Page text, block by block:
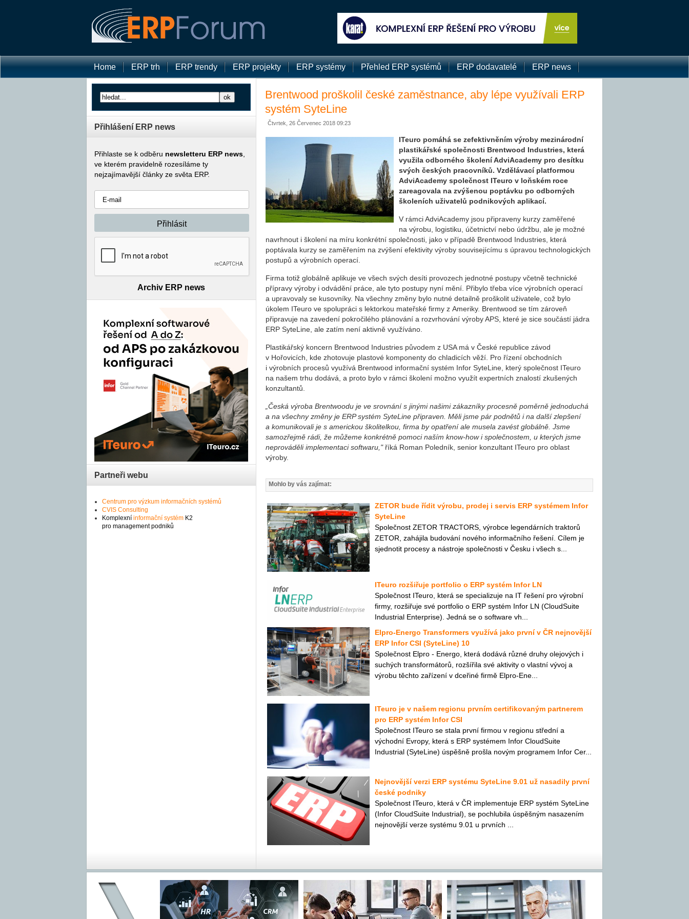
Home ERP trh ERP trendy ERP projekty ERP systémy Přehled ERP systémů ERP dodavatelé ERP news
Přihlášení ERP news
Přihlaste se k odběru newsletteru ERP news
ve kterém pravidelně rozesíláme ty
nejzajímavější články ze světa ERP.
Archiv ERP news
Partneři webu
Centrum pro výzkum informačních systémů
CVIS Consulting
Komplexní informační systém K2
pro management podniků
Brentwood proškolil české zaměstnance, aby lépe využívali ERP
systém SyteLine
Čtvrtek, 26 Červenec 2018 09:23
ITeuro pomáhá se zefektivněním výroby mezinárodní
plastikářské společnosti Brentwood Industries, která
využila odborného školení AdviAcademy pro desítku
svých českých pracovníků. Vzdělávací platformou
AdviAcademy společnost ITeuro v loňském roce
zareagovala na zvýšenou poptávku po odborných
školeních uživatelů podnikových aplikací.
V rámci AdviAcademy jsou připraveny kurzy zaměřené
na výrobu, logistiku, účetnictví nebo údržbu, ale je možné
navrhnout i školení na míru konkrétní společnosti, jako v případě Brentwood Industries, která
poptávala kurzy se zaměřením na zvýšení efektivity výroby souvisejícímu s úpravou technologických
postupů a výrobních operací.
Firma totiž globálně aplikuje ve všech svých desíti provozech jednotné postupy včetně technické
přípravy výroby i odvádění práce, ale tyto postupy nyní mění. Přibylo třeba více výrobních operací
a upravovaly se kusovníky. Na všechny změny bylo nutné detailně proškolit uživatele, což bylo
úkolem ITeuro ve spolupráci s lektorkou mateřské firmy z Ameriky. Brentwood se tím zároveň
připravuje na zavedení pokročilého plánování a rozvrhování výroby APS, které je sice součástí jádra
ERP SyteLine, ale zatím není aktivně využíváno.
Plastikářský koncern Brentwood Industries původem z USA má v České republice závod
v Hořovicích, kde zhotovuje plastové komponenty do chladicích věží. Pro řízení obchodních
i výrobních procesů využívá Brentwood informační systém Infor SyteLine, který společnost ITeuro
na našem trhu dodává, a proto bylo v rámci školení možno využít expertních znalostí zkušených
konzultantů.
„Česká výroba Brentwoodu je ve srovnání s jinými našimi zákazníky procesně poměrně jednoduchá
a na všechny změny je ERP systém SyteLine připraven. Měli jsme pár podnětů i na další zlepšení
a komunikovali je s americkou školitelkou, firma by opatření ale musela zavést globálně. Jsme
samozřejmě rádi, že můžeme konkrétně pomoci naším know-how i společnostem, u kterých jsme
neprováděli implementaci softwaru,"říká Roman Poledník, senior konzultant ITeuro pro oblast
výroby.
Mohlo by vás zajímat:
ZETOR bude řídit výrobu, prodej i servis ERP systémem Infor
SyteLine
Společnost ZETOR TRACTORS, výrobce legendárních traktorů
ZETOR, zahájila budování nového informačního řešení. Cílem je
sjednotit procesy a nástroje společnosti v Česku i všech s...
ITeuro rozšiřuje portfolio o ERP systém Infor LN
Společnost ITeuro, která se specializuje na IT řešení pro výrobní
firmy, rozšiřuje své portfolio o ERP systém Infor LN (CloudSuite
Industrial Enterprise). Jedná se o software vh...
Elpro-Energo Transformers využívá jako první v ČR nejnovější
ERP Infor CSI (SyteLine) 10
Společnost Elpro - Energo, která dodává různé druhy olejových i
suchých transformátorů, rozšířila své aktivity o vlastní vývoj a
výrobu těchto zařízení v dceřiné firmě Elpro-Ene...
ITeuro je v našem regionu prvním certifikovaným partnerem
pro ERP systém Infor CSI
Společnost ITeuro se stala první firmou v regionu střední a
východní Evropy, která s ERP systémem Infor CloudSuite
Industrial (SyteLine) úspěšně prošla novým programem Infor Cer...
Nejnovější verzi ERP systému SyteLine 9.01 už nasadily první
české podniky
Společnost ITeuro, která v ČR implementuje ERP systém SyteLine
(Infor CloudSuite Industrial), se pochlubila úspěšným nasazením
nejnovější verze systému 9.01 u prvních ...